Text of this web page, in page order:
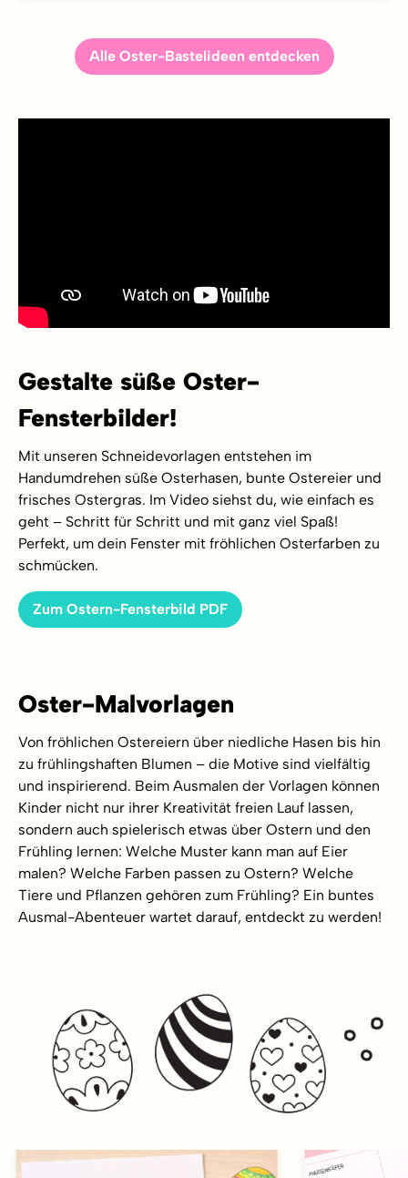
Alle Oster-Bastelideen entdecken
Gestalte süße Oster-
Fensterbilder!
Mit unseren Schneidevorlagen entstehen im
Handumdrehen süße Osterhasen, bunte Ostereier und
frisches Ostergras. Im Video siehst du, wie einfach es
geht – Schritt für Schritt und mit ganz viel Spaß!
Perfekt, um dein Fenster mit fröhlichen Osterfarben zu
schmücken.
Zum Ostern-Fensterbild PDF
Oster-Malvorlagen
Von fröhlichen Ostereiern über niedliche Hasen bis hin
zu frühlingshaften Blumen – die Motive sind vielfältig
und inspirierend. Beim Ausmalen der Vorlagen können
Kinder nicht nur ihrer Kreativität freien Lauf lassen,
sondern auch spielerisch etwas über Ostern und den
Frühling lernen: Welche Muster kann man auf Eier
malen? Welche Farben passen zu Ostern? Welche
Tiere und Pflanzen gehören zum Frühling? Ein buntes
Ausmal-Abenteuer wartet darauf, entdeckt zu werden!